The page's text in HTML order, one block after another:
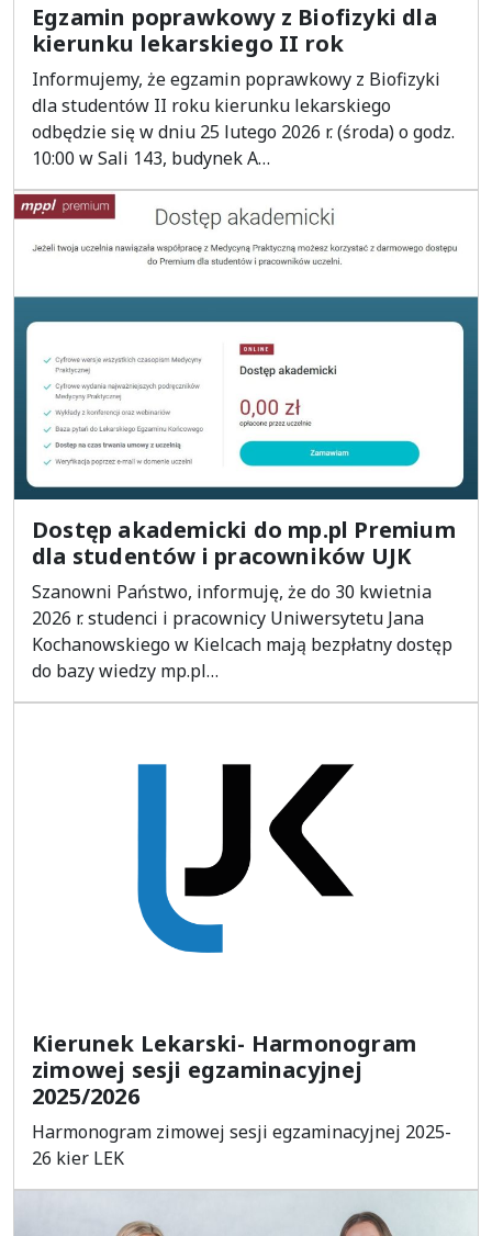
Egzamin poprawkowy z Biofizyki dla
kierunku lekarskiego II rok
Informujemy, że egzamin poprawkowy z Biofizyki
dla studentów II roku kierunku lekarskiego
odbędzie się w dniu 25 lutego 2026 r. (środa) o godz.
10:00 w Sali 143, budynek A…
Dostęp akademicki do mp.pl Premium
dla studentów i pracowników UJK
Szanowni Państwo, informuję, że do 30 kwietnia
2026 r. studenci i pracownicy Uniwersytetu Jana
Kochanowskiego w Kielcach mają bezpłatny dostęp
do bazy wiedzy mp.pl…
Kierunek Lekarski- Harmonogram
zimowej sesji egzaminacyjnej
2025/2026
Harmonogram zimowej sesji egzaminacyjnej 2025-
26 kier LEK